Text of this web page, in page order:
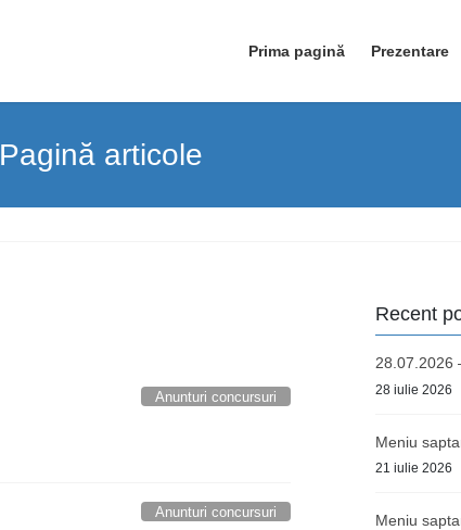
Prima pagină Prezentare
Pagină articole
Anunturi concursuri
Anunturi concursuri
Recent
28.07.2026
28 iulie 2026
Meniu
21 iulie 2026
Meniu